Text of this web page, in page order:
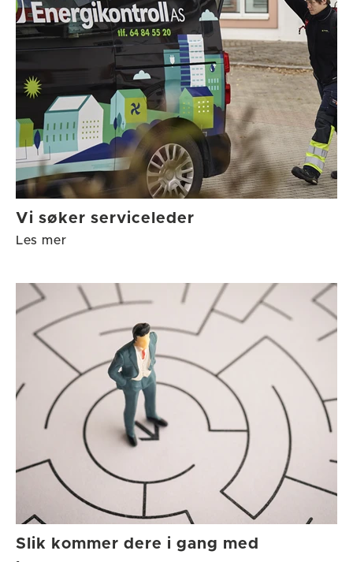
Vi søker serviceleder
Les mer
Slik kommer dere i gang med